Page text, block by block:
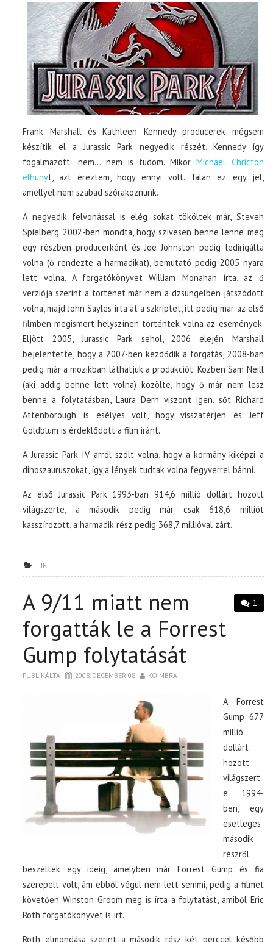
Frank Marshall és Kathleen Kennedy producerek mégsem
készítik el a Jurassic Park negyedik részét. Kennedy így
fogalmazott: nem… nem is tudom. MikorMichael Chricton
elhunyt, azt éreztem, hogy ennyi volt. Talán ez egy jel,
amellyel nem szabad szórakoznunk.
A negyedik felvonással is elég sokat tököltek már, Steven
Spielberg 2002-ben mondta, hogy szívesen benne lenne még
egy részben producerként és Joe Johnston pedig ledirigálta
volna (ő rendezte a harmadikat), bemutató pedig 2005 nyara
lett volna. A forgatókönyvet William Monahan írta, az ő
verziója szerint a történet már nem a dzsungelben játszódott
volna, majd John Sayles írta át a szkriptet, itt pedig már az első
filmben megismert helyszínen történtek volna az események.
Eljött 2005, Jurassic Park sehol, 2006 elején Marshall
bejelentette, hogy a 2007-ben kezdődik a forgatás, 2008-ban
pedig már a mozikban láthatjuk a produkciót. Közben Sam Neill
(aki addig benne lett volna) közölte, hogy ő már nem lesz
benne a folytatásban, Laura Dern viszont igen, sőt Richard
Attenborough is esélyes volt, hogy visszatérjen és Jeff
Goldblum is érdeklődött a film iránt.
A Jurassic Park IV arról szólt volna, hogy a kormány kiképzi a
dinoszauruszokat, így a lények tudtak volna fegyverrel bánni.
Az első Jurassic Park 1993-ban 914,6 millió dollárt hozott
világszerte, a második pedig már csak 618,6 milliót
kasszírozott, a harmadik rész pedig 368,7 millióval zárt.
HÍR
1
A 9/11 miatt nem
forgatták le a Forrest
Gump folytatását
PUBLIKÁLTA 2008. DECEMBER 08. KOIMBRA
A Forrest
Gump 677
millió
dollárt
hozott
világszert
e 1994-
ben, egy
esetleges
második
részről
beszéltek egy ideig, amelyben már Forrest Gump és fia
szerepelt volt, ám ebből végül nem lett semmi, pedig a filmet
követően Winston Groom meg is írta a folytatást, amiből Eric
Roth forgatókönyvet is írt.
Roth elmondása szerint a második rész két perccel később